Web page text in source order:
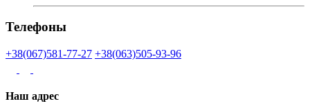
Телефоны
+38(067)581-77-27 +38(063)505-93-96
Наш адрес